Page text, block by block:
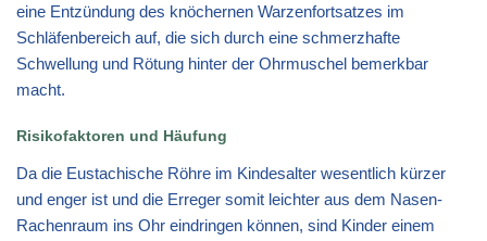
eine Entzündung des knöchernen Warzenfortsatzes im
Schläfenbereich auf, die sich durch eine schmerzhafte
Schwellung und Rötung hinter der Ohrmuschel bemerkbar
macht.
Risikofaktoren und Häufung
Da die Eustachische Röhre im Kindesalter wesentlich kürzer
und enger ist und die Erreger somit leichter aus dem Nasen-
Rachenraum ins Ohr eindringen können, sind Kinder einem